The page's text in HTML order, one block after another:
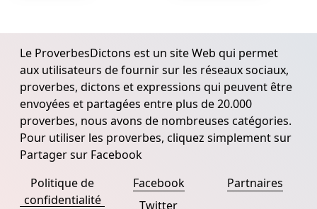
Le ProverbesDictons est un site Web qui permet
aux utilisateurs de fournir sur les réseaux sociaux,
proverbes, dictons et expressions qui peuvent être
envoyées et partagées entre plus de 20.000
proverbes, nous avons de nombreuses catégories.
Pour utiliser les proverbes, cliquez simplement sur
Partager sur Facebook
Politique de
confidentialité
Facebook
Twitter
Partnaires